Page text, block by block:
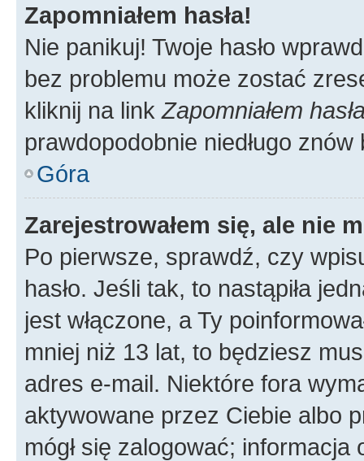
Zapomniałem hasła!
Nie panikuj! Twoje hasło
bez problemu może zostać
kliknij na link Zapomniałem
prawdopodobnie niedługo
Góra
Zarejestrowałem się, ale nie
Po pierwsze, sprawdź, czy
hasło. Jeśli tak, to nastąpiła
jest włączone, a Ty
mniej niż 13 lat, to będziesz
adres e-mail. Niektóre fora
aktywowane przez Ciebie albo
mógł się zalogować;